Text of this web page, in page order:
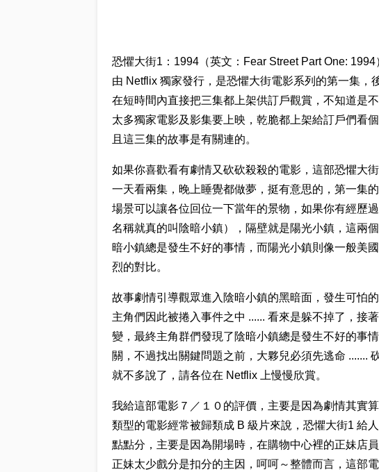
恐懼大街1：1994（英文：Fear Street Part One:
由 Netflix 獨家發行，是恐懼大街電影系列的第一集，
在短時間內直接把三集都上架供訂戶觀賞，不知道是
太多獨家電影及影集要上映，乾脆都上架給訂戶們看
且這三集的故事是有關連的。
如果你喜歡看有劇情又砍砍殺殺的電影，這部恐懼大
一天看兩集，晚上睡覺都做夢，挺有意思的，第一集
場景可以讓各位回位一下當年的景物，如果你有經歷
名稱就真的叫陰暗小鎮），隔壁就是陽光小鎮，這兩
暗小鎮總是發生不好的事情，而陽光小鎮則像一般美
烈的對比。
故事劇情引導觀眾進入陰暗小鎮的黑暗面，發生可怕
主角們因此被捲入事件之中 ...... 看來是躲不掉了，接
變，最終主角群們發現了陰暗小鎮總是發生不好的事
關，不過找出關鍵問題之前，大夥兒必須先逃命 .......
就不多說了，請各位在 Netflix 上慢慢欣賞。
我給這部電影７／１０的評價，主要是因為劇情其實
類型的電影經常被歸類成 B 級片來說，恐懼大街1 給
點點分，主要是因為開場時，在購物中心裡的正妹店
正妹太少戲分是扣分的主因，呵呵～整體而言，這部